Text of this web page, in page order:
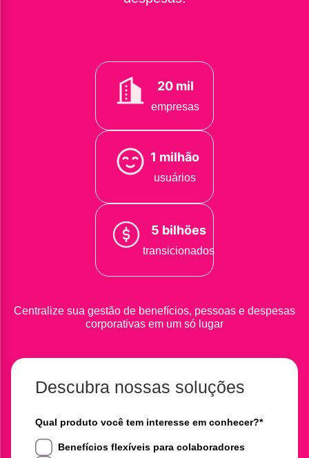
20 mil
empresas
1 milhão
usuários
5 bilhões
transicionados
Centralize sua gestão de benefícios, pessoas e despesas
corporativas em um só lugar
Descubra nossas soluções
Qual produto você tem interesse em conhecer?*
Benefícios flexíveis para colaboradores